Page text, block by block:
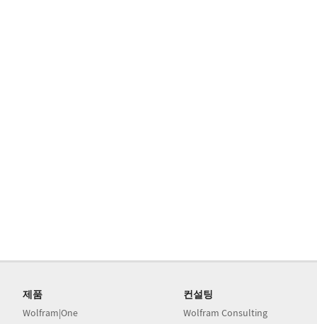
제품
Wolfram|One
컨설팅
Wolfram Consulting